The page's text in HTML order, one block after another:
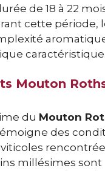
de 18 à 22
cette période,
caractéristique.
Mouton
du Mouton
des
millésimes sont